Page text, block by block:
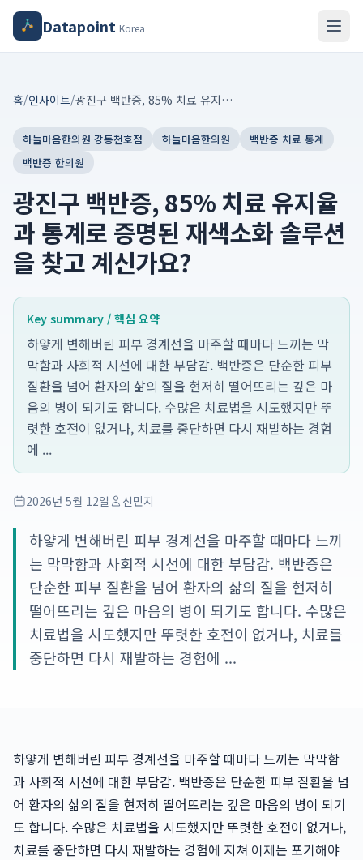
Datapoint Korea
홈/인사이트/ 광진구 백반증, 85% 치료 유지율과 통계로 증명된 재색소화 솔루션을 찾고 계신가요?
하늘마음한의원 강동천호점 하늘마음한의원
백반증 치료 통계
백반증 한의원
광진구 백반증, 85% 치료 유지율
과 통계로 증명된 재색소화 솔루션
을 찾고 계신가요?
Key summary / 핵심 요약
하얗게 변해버린 피부 경계선을 마주할 때마다 느끼는 막
막함과 사회적 시선에 대한 부담감. 백반증은 단순한 피부
질환을 넘어 환자의 삶의 질을 현저히 떨어뜨리는 깊은 마
음의 병이 되기도 합니다. 수많은 치료법을 시도했지만 뚜
렷한 호전이 없거나, 치료를 중단하면 다시 재발하는 경험
에 ...
2026년 5월 12일 신민지
하얗게 변해버린 피부 경계선을 마주할 때마다 느끼
는 막막함과 사회적 시선에 대한 부담감. 백반증은
단순한 피부 질환을 넘어 환자의 삶의 질을 현저히
떨어뜨리는 깊은 마음의 병이 되기도 합니다. 수많은
치료법을 시도했지만 뚜렷한 호전이 없거나, 치료를
중단하면 다시 재발하는 경험에 ...
하얗게 변해버린 피부 경계선을 마주할 때마다 느끼는 막막함
과 사회적 시선에 대한 부담감. 백반증은 단순한 피부 질환을 넘
어 환자의 삶의 질을 현저히 떨어뜨리는 깊은 마음의 병이 되기
도 합니다. 수많은 치료법을 시도했지만 뚜렷한 호전이 없거나,
치료를 중단하면 다시 재발하는 경험에 지쳐 이제는 포기해야